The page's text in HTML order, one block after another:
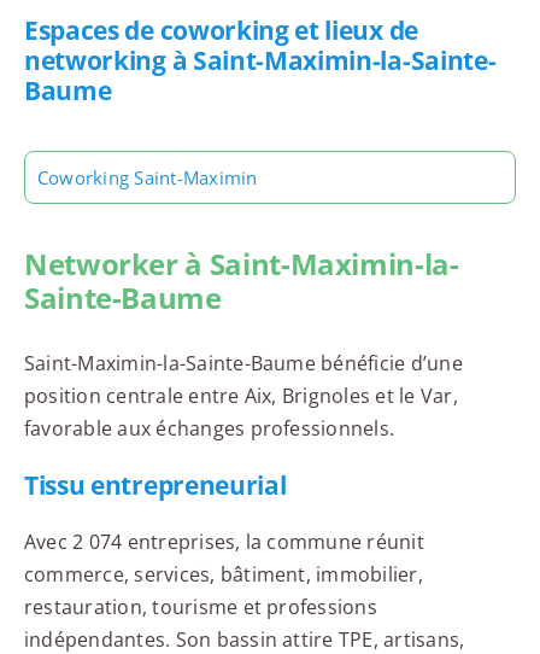
Espaces de coworking et lieux de
networking à Saint-Maximin-la-Sainte-
Baume
Coworking Saint-Maximin
Networker à Saint-Maximin-la-
Sainte-Baume
Saint-Maximin-la-Sainte-Baume bénéficie d’une
position centrale entre Aix, Brignoles et le Var,
favorable aux échanges professionnels.
Tissu entrepreneurial
Avec 2 074 entreprises, la commune réunit
commerce, services, bâtiment, immobilier,
restauration, tourisme et professions
indépendantes. Son bassin attire TPE, artisans,